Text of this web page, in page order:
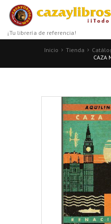
¡Tu librería de referencia!
Inicio Tienda
CAZA